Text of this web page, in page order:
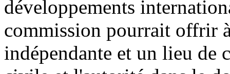
développements
commission pourrait offrir
indépendante et un lieu de